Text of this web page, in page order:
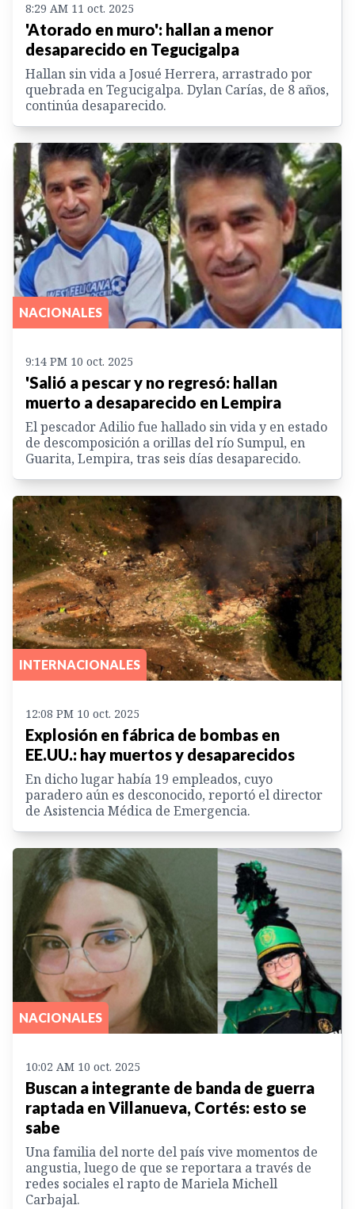
8:29 AM 11 oct. 2025
'Atorado en muro': hallan a menor
desaparecido en Tegucigalpa
Hallan sin vida a Josué Herrera, arrastrado por
quebrada en Tegucigalpa. Dylan Carías, de 8 años,
continúa desaparecido.
NACIONALES
9:14 PM 10 oct. 2025
'Salió a pescar y no regresó: hallan
muerto a desaparecido en Lempira
El pescador Adilio fue hallado sin vida y en estado
de descomposición a orillas del río Sumpul, en
Guarita, Lempira, tras seis días desaparecido.
INTERNACIONALES
12:08 PM 10 oct. 2025
Explosión en fábrica de bombas en
EE.UU.: hay muertos y desaparecidos
En dicho lugar había 19 empleados, cuyo
paradero aún es desconocido, reportó el director
de Asistencia Médica de Emergencia.
NACIONALES
10:02 AM 10 oct. 2025
Buscan a integrante de banda de guerra
raptada en Villanueva, Cortés: esto se
sabe
Una familia del norte del país vive momentos de
angustia, luego de que se reportara a través de
redes sociales el rapto de Mariela Michell
Carbajal.